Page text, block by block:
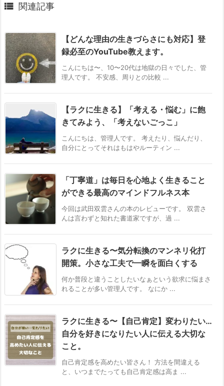
 関連記事
【どんな理由の生きづらさにも対応】登
録必至のYouTube教えます。
こんにちは〜、10〜20代は地獄の日々でした、管
理人です。 不安感、周りとの比較 ...
【ラクに生きる】「考える・悩む」に飽
きてみよう、「考えないごっこ」
こんにちは、管理人です。 考えたり、悩んだり、
自分にとってそれはもはやルーティン ...
「丁寧道」は毎日を心地よく生きること
ができる最高のマインドフルネス本
今回は武田双雲さんの本のレビューです。 双雲さ
んは言わずと知れた書道家ですが、過 ...
ラクに生きる〜気分転換のマンネリ化打
開策。小さな工夫で一瞬を面白くする
何か普段と違うことしたいなぁという欲求に悩まさ
れることが多い管理人です。 なにか ...
ラクに生きる〜【自己肯定】変わりたい…
自分を好きになりたい人に伝える大切な
こと。
自己肯定感を高めたい皆さん！ 方法を間違える
と、いつまでたっても自己肯定感は高ま ...